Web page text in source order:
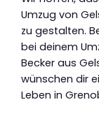
Umzug von
zu gestalten.
bei deinem
Becker aus
wünschen dir
Leben in